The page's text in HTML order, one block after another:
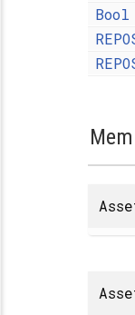
Bool